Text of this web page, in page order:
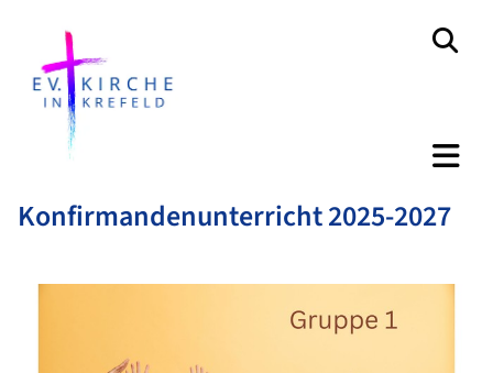
Konfirmandenunterricht 2025-2027